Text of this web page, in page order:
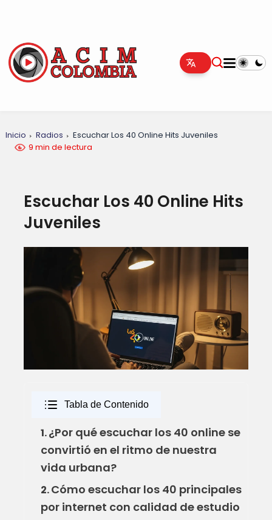
Inicio Radios
Escuchar Los 40 Online Hits Juveniles
9 min de lectura
Escuchar Los 40 Online Hits
Juveniles
Tabla de Contenido
1.¿Por qué escuchar los 40 online se
convirtió en el ritmo de nuestra
vida urbana?
2.Cómo escuchar los 40 principales
por internet con calidad de estudio